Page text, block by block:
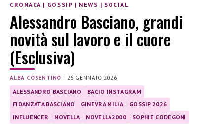
CRONACA | GOSSIP | NEWS | SOCIAL
Alessandro Basciano, grandi
novità sul lavoro e il cuore
(Esclusiva)
ALBA COSENTINO | 26 GENNAIO 2026
ALESSANDRO BASCIANO
BACIO INSTAGRAM
FIDANZATA BASCIANO
GINEVRA MILIA
GOSSIP 2026
INFLUENCER
NOVELLA NOVELLA2000 SOPHIE CODEGONI